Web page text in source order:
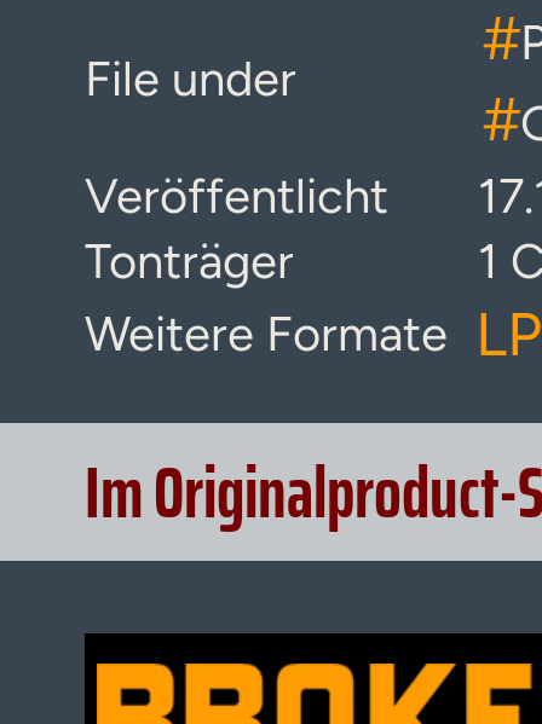
File under
#
#
Veröffentlicht
Tonträger
1
Weitere Formate
Im